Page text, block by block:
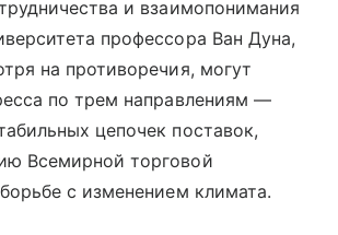
и взаимопонимания
профессора Ван Дуна,
на противоречия, могут
по трем направлениям —
цепочек поставок,
Всемирной торговой
с изменением климата.